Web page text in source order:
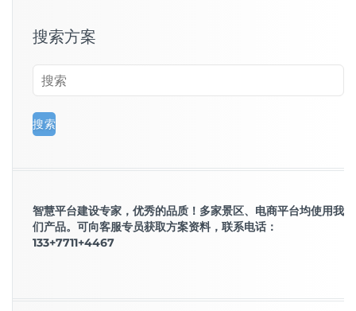
搜索方案
智慧平台建设专家，优秀的品质！多家景区、电商平台均使用我
们产品。可向客服专员获取方案资料，联系电话：
133+7711+4467